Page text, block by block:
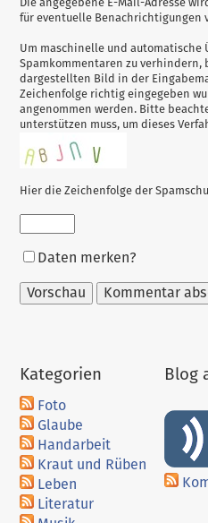
Die angegebene E-Mail-Adresse
für eventuelle Benachrichtigungen
Um maschinelle und automatische
Spamkommentaren zu verhindern,
dargestellten Bild in der
Zeichenfolge richtig eingegeben
angenommen werden. Bitte
unterstützen muss, um dieses
Hier die Zeichenfolge der
Formular-
Daten merken?
Kategorien
Foto
Glaube
Handarbeit
Kraut und Rüben
Leben
Literatur
Blog